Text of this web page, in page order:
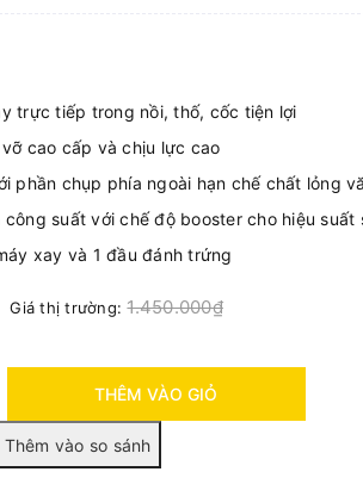
trực tiếp trong nồi, thố, cốc tiện lợi
cao cấp và chịu lực cao
phần chụp phía ngoài hạn chế chất lỏng
công suất với chế độ booster cho hiệu suất
xay và 1 đầu đánh trứng
Giá thị trường:1.450.000₫
THÊM VÀO GIỎ